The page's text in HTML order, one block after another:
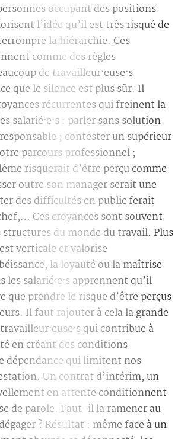
occupant des positions
l’idée qu’il est très risqué de
la hiérarchie. Ces
comme des règles
de travailleur·euse·s
que le silence est plus sûr. Il
récurrentes qui freinent la
salarié·e·s : parler sans solution
; contester un supérieur
parcours professionnel ;
risquerait d’être perçu comme
outre son manager serait une
des difficultés en public ferait
Ces croyances sont souvent
structures du monde du travail. Plus
verticale et valorise
la loyauté ou la maîtrise
salarié·e·s apprennent qu’il
que prendre le risque d’être perçus
Il faut rajouter à cela la grande
qui contribue à
en créant des conditions
dépendance qui limitent nos
Un contrat d’intérim, un
en attente conditionnent
de parole. Faut-il la ramener au
? Résultat : même face à un